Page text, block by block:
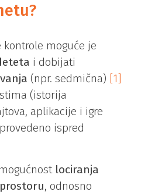
moguće je
i dobijati
(npr. sedmična) [1]
(istorija
aplikacije i igre
ispred
lociranja
, odnosno